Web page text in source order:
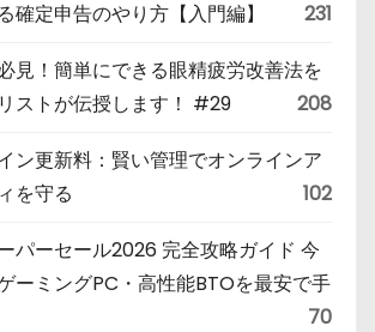
確定申告のやり方【入門編】 231
見！簡単にできる眼精疲労改善法を
ストが伝授します！ #29
208
ン更新料：賢い管理でオンラインア
を守る
102
パーセール2026 完全攻略ガイド 今
ーミングPC・高性能BTOを最安で手
70